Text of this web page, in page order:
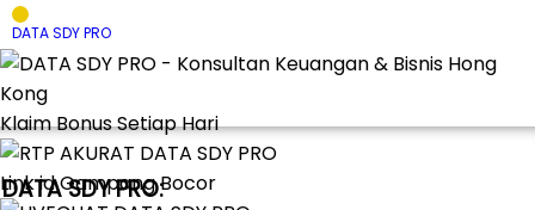
DATA SDY PRO
Klaim Bonus Setiap Hari
Link id Gampang Bocor
DATA SDY PRO: